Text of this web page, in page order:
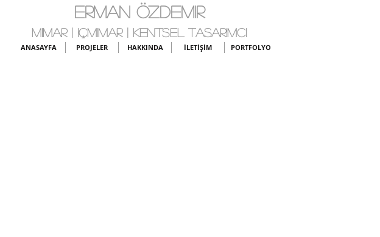
ERMAN ÖZDEMIR
MIMAR | IÇMIMAR | KENTSEL TASARIMCI
ANASAYFA PROJELER HAKKINDA İLETİŞİM PORTFOLYO